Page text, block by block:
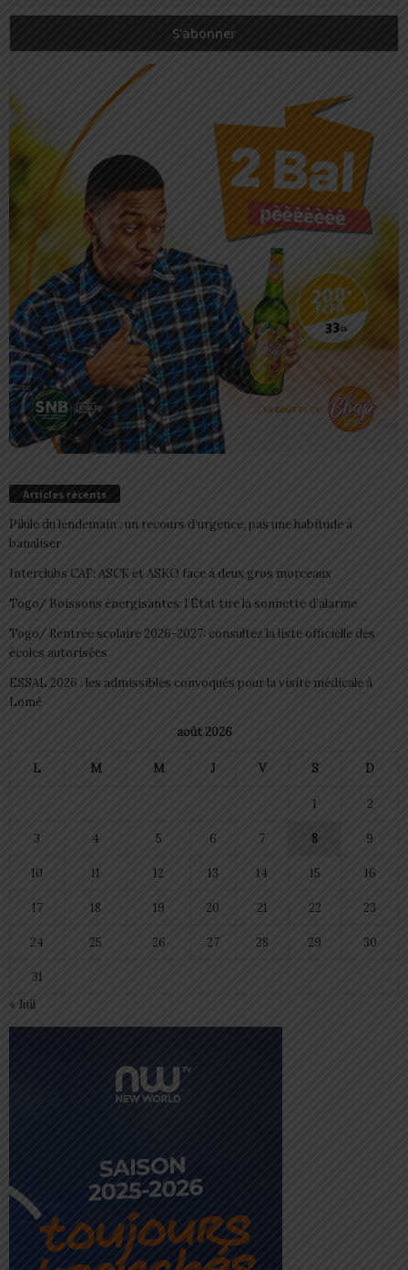
Articles récents
Pilule du lendemain : un recours d’urgence, pas une habitude à
banaliser
Interclubs CAF: ASCK et ASKO face à deux gros morceaux
Togo/ Boissons énergisantes: l’État tire la sonnette d’alarme
Togo/ Rentrée scolaire 2026-2027: consultez la liste officielle des
écoles autorisées
ESSAL 2026 : les admissibles convoqués pour la visite médicale à
Lomé
août 2026
L M M J V S D
1 2
3 4 5 6 7 8 9
10 11 12 13 14 15 16
17 18 19 20 21 22 23
24 25 26 27 28 29 30
31
« Juil